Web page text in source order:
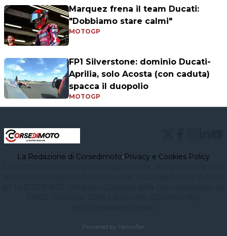
Marquez frena il team Ducati:
"Dobbiamo stare calmi"
MOTOGP
FP1 Silverstone: dominio Ducati-
Aprilia, solo Acosta (con caduta)
spacca il duopolio
MOTOGP
La Redazione di Corsedimoto•Privacy e Cookies Policy
Powered by Newsifier